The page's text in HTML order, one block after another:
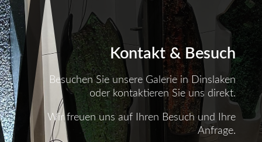
Kontakt & Besuch
Besuchen Sie unsere Galerie in Dinslaken
oder kontaktieren Sie uns direkt.
Wir freuen uns auf Ihren Besuch und Ihre
Anfrage.